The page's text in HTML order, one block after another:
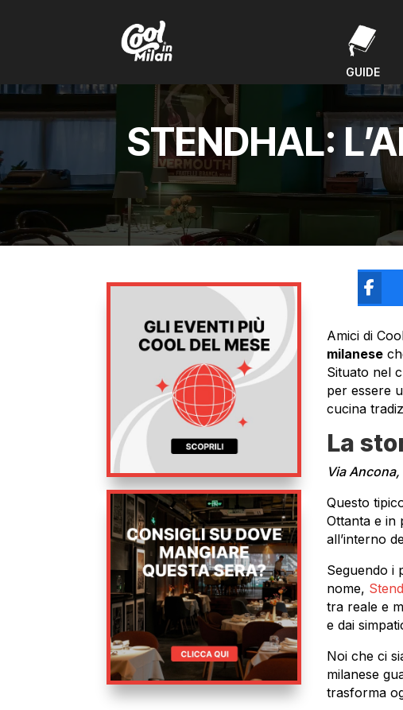
GUIDE
STENDHAL:
Amici di
milanese
Situato nel
per essere
cucina
La
Via
Questo
Ottanta e in
all’interno
Seguendo i
nome,
tra reale e
e dai
Noi che ci
milanese
trasforma